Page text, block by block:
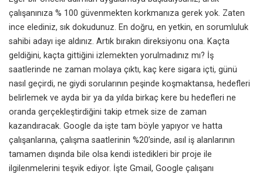
çalışanınıza % 100 güvenmekten korkmanıza gerek yok. Zaten
ince elediniz, sık dokudunuz. En doğru, en yetkin, en sorumluluk
sahibi adayı işe aldınız. Artık bırakın direksiyonu ona. Kaçta
geldiğini, kaçta gittiğini izlemekten yorulmadınız mı? İş
saatlerinde ne zaman molaya çıktı, kaç kere sigara içti, günü
nasıl geçirdi, ne giydi sorularının peşinde koşmaktansa, hedefleri
belirlemek ve ayda bir ya da yılda birkaç kere bu hedefleri ne
oranda gerçekleştirdiğini takip etmek size de zaman
kazandıracak. Google da işte tam böyle yapıyor ve hatta
çalışanlarına, çalışma saatlerinin %20’sinde, asıl iş alanlarının
tamamen dışında bile olsa kendi istedikleri bir proje ile
ilgilenmelerini teşvik ediyor. İşte Gmail, Google çalışanı